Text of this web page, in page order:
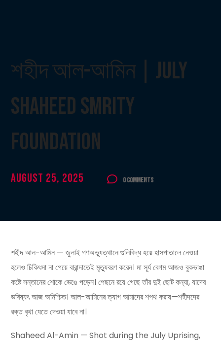
শহীদ আল-আমিন | July
Shaheed Smrity
Foundation
August 25, 2025 0 Comments
শহীদ আল-আমিন — জুলাই গণঅভ্যুত্থানে গুলিবিদ্ধ হয়ে হাসপাতালে নেওয়া
হলেও চিকিৎসা না পেয়ে বারান্দাতেই মৃত্যুবরণ করেন। মা সূর্য বেগম আজও বুকভাঙা
কষ্টে সন্তানের শোকে ভেঙে পড়েন। পেছনে রয়ে গেছে তাঁর দুই ছোট কন্যা, যাদের
ভবিষ্যৎ আজ অনিশ্চিত। আল-আমিনের ত্যাগ আমাদের শপথ করায়—শহীদদের
রক্ত বৃথা যেতে দেওয়া যাবে না।
Shaheed Al-Amin — Shot during the July Uprising,